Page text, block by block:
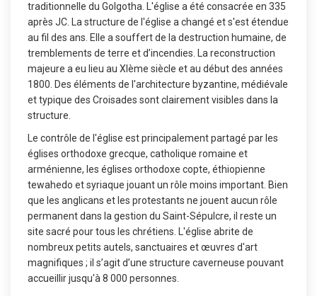
traditionnelle du Golgotha. L'église a été consacrée en 335
après JC. La structure de l'église a changé et s'est étendue
au fil des ans. Elle a souffert de la destruction humaine, de
tremblements de terre et d’incendies. La reconstruction
majeure a eu lieu au XIème siècle et au début des années
1800. Des éléments de l'architecture byzantine, médiévale
et typique des Croisades sont clairement visibles dans la
structure.
Le contrôle de l'église est principalement partagé par les
églises orthodoxe grecque, catholique romaine et
arménienne, les églises orthodoxe copte, éthiopienne
tewahedo et syriaque jouant un rôle moins important. Bien
que les anglicans et les protestants ne jouent aucun rôle
permanent dans la gestion du Saint-Sépulcre, il reste un
site sacré pour tous les chrétiens. L'église abrite de
nombreux petits autels, sanctuaires et œuvres d'art
magnifiques ; il s’agit d’une structure caverneuse pouvant
accueillir jusqu'à 8 000 personnes.